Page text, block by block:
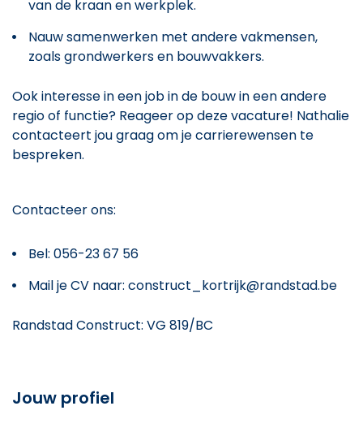
van de kraan en werkplek.
Nauw samenwerken met andere vakmensen,
zoals grondwerkers en bouwvakkers.
Ook interesse in een job in de bouw in een andere
regio of functie? Reageer op deze vacature! Nathalie
contacteert jou graag om je carrierewensen te
bespreken.
Contacteer ons:
Bel: 056-23 67 56
Mail je CV naar: construct_kortrijk@randstad.be
Randstad Construct: VG 819/BC
Jouw profiel